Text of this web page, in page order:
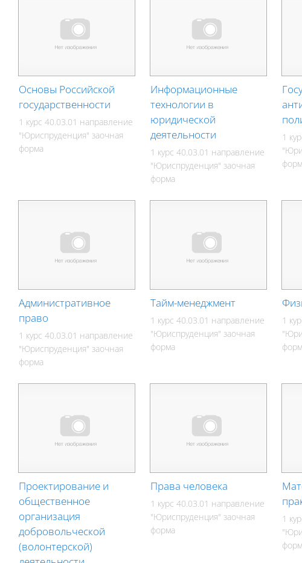
Основы Российской
государственности
1 курс 40.03.01 направление
"Юриспруденция" заочная
форма
Информационные
технологии в
юридической
деятельности
1 курс 40.03.01 направление
"Юриспруденция" заочная
форма
1
Административное
право
1 курс 40.03.01 направление
"Юриспруденция" заочная
форма
Тайм-менеджмент
1 курс 40.03.01 направление
"Юриспруденция" заочная
форма
1
Проектирование и
общественное
организация
добровольческой
(волонтерской)
Права человека
1 курс 40.03.01 направление
"Юриспруденция" заочная
форма
1